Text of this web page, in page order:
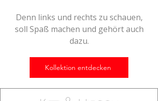
Denn links und rechts zu schauen,
soll Spaß machen und gehört auch
dazu.
Kollektion entdecken